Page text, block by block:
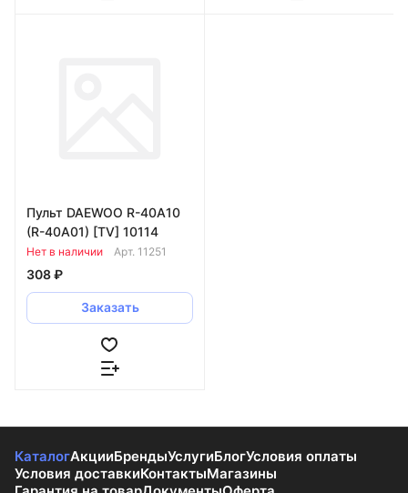
Пульт DAEWOO R-40A10
(R-40A01) [TV] 10114
Нет в наличии Арт. 11251
308 ₽
Заказать
КаталогАкцииБрендыУслугиБлогУсловия оплаты
Условия доставкиКонтактыМагазины